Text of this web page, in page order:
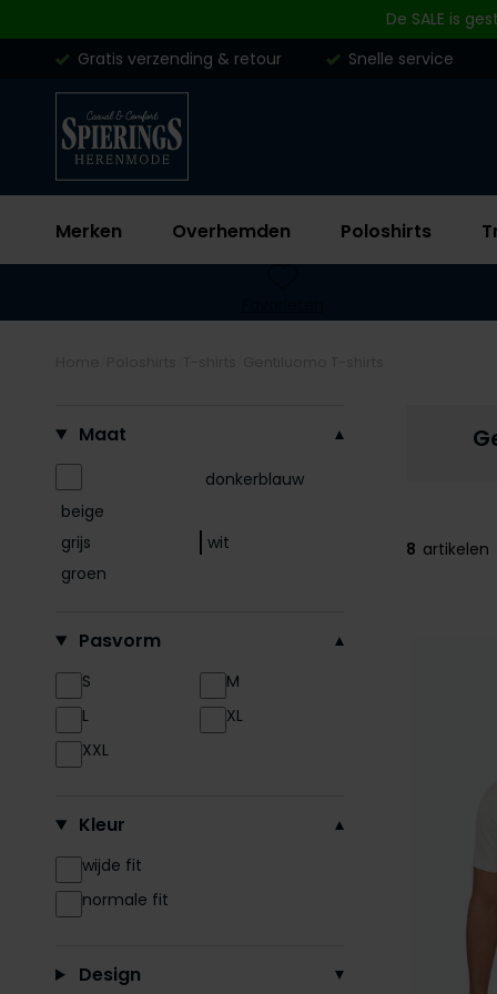
De SALE is
Gratis verzending & retour
Snelle service
Merken Overhemden Poloshirts
Maat
beige
donkerblauw
grijs
wit
groen
Pasvorm
S
M
L
XL
XXL
Kleur
wijde fit
normale fit
Design
8 artikelen